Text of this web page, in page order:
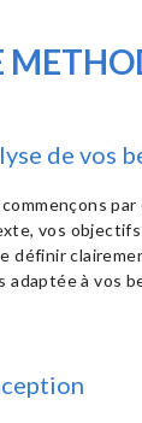
de vos
vos
définir
adaptée à vos